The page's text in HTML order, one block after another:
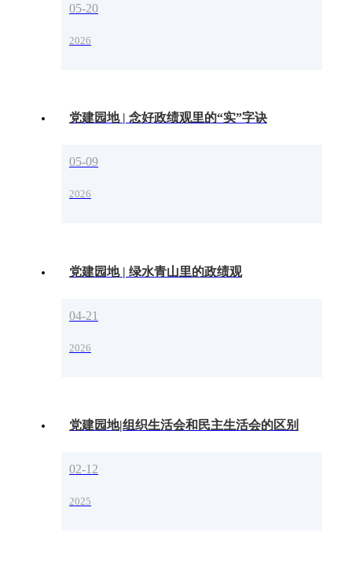
05-20
2026
党建园地 | 念好政绩观里的“实”字诀
05-09
2026
党建园地 | 绿水青山里的政绩观
04-21
2026
党建园地|组织生活会和民主生活会的区别
02-12
2025